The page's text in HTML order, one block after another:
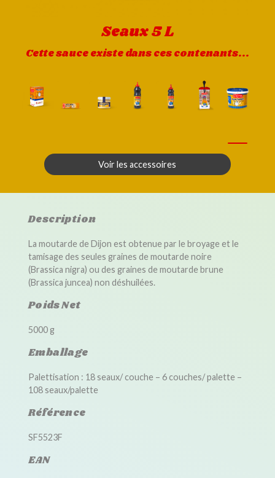
Seaux 5 L
Cette sauce existe dans ces contenants...
Voir les accessoires
Description
La moutarde de Dijon est obtenue par le broyage et le
tamisage des seules graines de moutarde noire
(Brassica nigra) ou des graines de moutarde brune
(Brassica juncea) non déshuilées.
Poids Net
5000 g
Emballage
Palettisation : 18 seaux/ couche – 6 couches/ palette –
108 seaux/palette
Référence
SF5523F
EAN